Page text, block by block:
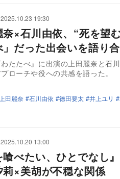
2025.10.23 19:30
奈×石川由依、“死を望
だった出会いを語り
たたべ』に出演の上田麗奈と石
ローチや役への共感を語った。
田麗奈 石川由依 徳田要太 井上ユリ
2025.10.20 13:00
喰べたい、ひとでなし
×美胡が不穏な関係